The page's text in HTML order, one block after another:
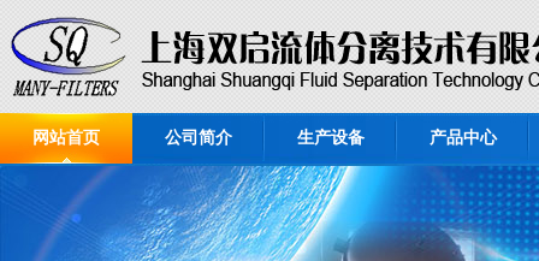
网站首页 公司简介 生产设备 产品中心